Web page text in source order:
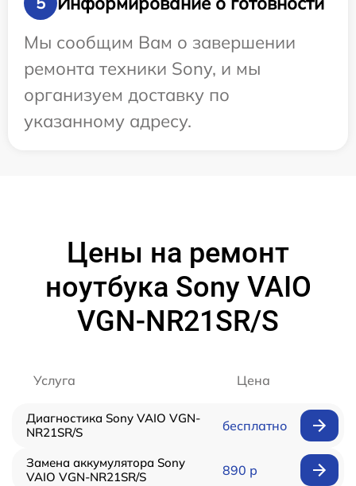
Мы сообщим Вам о завершении
ремонта техники Sony, и мы
организуем доставку по
указанному адресу.
Цены на ремонт
ноутбука Sony VAIO
VGN-NR21SR/S
Услуга Цена
Диагностика Sony VAIO VGN-
NR21SR/S
бесплатно
Замена аккумулятора Sony
VAIO VGN-NR21SR/S
890 р